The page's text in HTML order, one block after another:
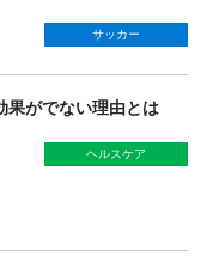
サッカー
果がでない理由とは
ヘルスケア